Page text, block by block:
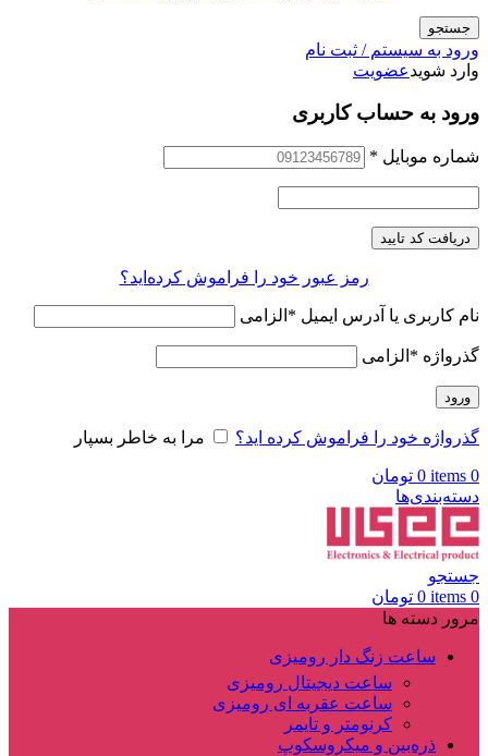
جستجو
ورود به سیستم / ثبت نام
وارد شویدعضویت
ورود به حساب کاربری
شماره موبایل *
دریافت کد تایید
رمز عبور خود را فراموش کرده‌اید؟
نام کاربری یا آدرس ایمیل * الزامی
گذرواژه * الزامی
ورود
گذرواژه خود را فراموش کرده اید؟ مرا به خاطر بسپار
0
items
0 تومان
دسته‌بندی‌ها
جستجو
0
items
0 تومان
مرور دسته ها
ساعت زنگ دار رومیزی
ساعت دیجیتال رومیزی
ساعت عقربه ای رومیزی
کرنومتر و تایمر
ذره‌بین و میکروسکوپ